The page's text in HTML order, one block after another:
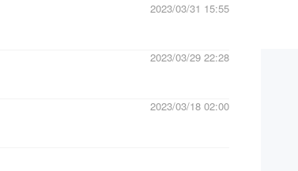
2023/03/31 15:55
2023/03/29 22:28
2023/03/18 02:00